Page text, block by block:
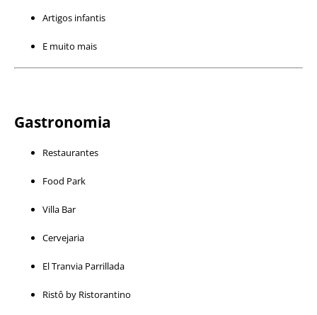
Artigos infantis
E muito mais
Gastronomia
Restaurantes
Food Park
Villa Bar
Cervejaria
El Tranvia Parrillada
Ristô by Ristorantino